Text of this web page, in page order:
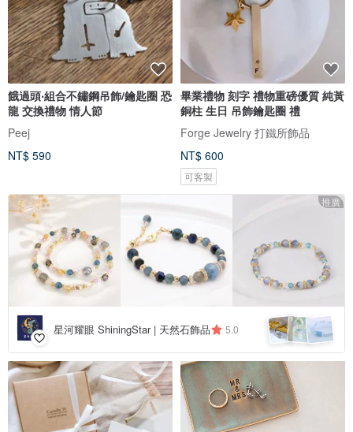
餓過頭‧組合不鏽鋼吊飾/鑰匙圈 恐
龍 交換禮物 情人節
Peej
NT$ 590
畢業禮物 刻字 禮物重磅優質 純黃
銅柱 生日 吊飾鑰匙圈 禮
Forge Jewelry 打鐵所飾品
NT$ 600
可客製
推廣
星河耀眼 ShiningStar | 天然石飾品 5.0